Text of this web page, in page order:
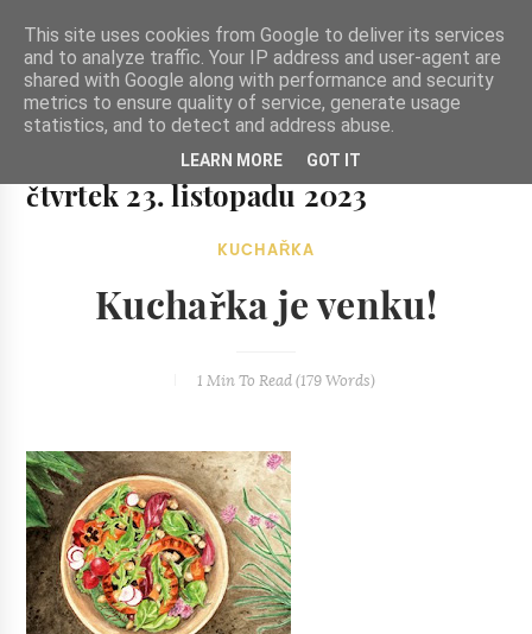
Ze zahrady do kuchyně
Ze zahrady do kuchyně...inspirativní vegetariánské recepty
a skvělé jídlo.
čtvrtek 23. listopadu 2023
KUCHAŘKA
Kuchařka je venku!
1 Min To Read (179 Words)
This site uses cookies from Google to deliver its services
and to analyze traffic. Your IP address and user-agent are
shared with Google along with performance and security
metrics to ensure quality of service, generate usage
statistics, and to detect and address abuse.
LEARN MORE GOT IT